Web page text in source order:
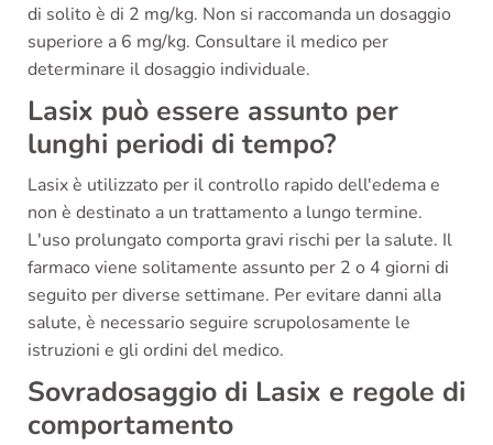
di solito è di 2 mg/kg. Non si raccomanda un dosaggio
superiore a 6 mg/kg. Consultare il medico per
determinare il dosaggio individuale.
Lasix può essere assunto per
lunghi periodi di tempo?
Lasix è utilizzato per il controllo rapido dell'edema e
non è destinato a un trattamento a lungo termine.
L'uso prolungato comporta gravi rischi per la salute. Il
farmaco viene solitamente assunto per 2 o 4 giorni di
seguito per diverse settimane. Per evitare danni alla
salute, è necessario seguire scrupolosamente le
istruzioni e gli ordini del medico.
Sovradosaggio di Lasix e regole di
comportamento